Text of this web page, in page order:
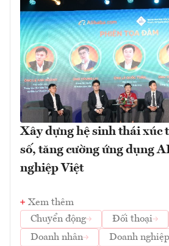
Xây dựng hệ sinh thái xúc
số, tăng cường ứng dụng
nghiệp Việt
Xem thêm
Chuyển động
Đối thoại
Doanh nhân
Doanh nghiệp